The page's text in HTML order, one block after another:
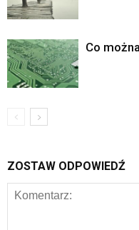
Co
ZOSTAW ODPOWIEDŹ